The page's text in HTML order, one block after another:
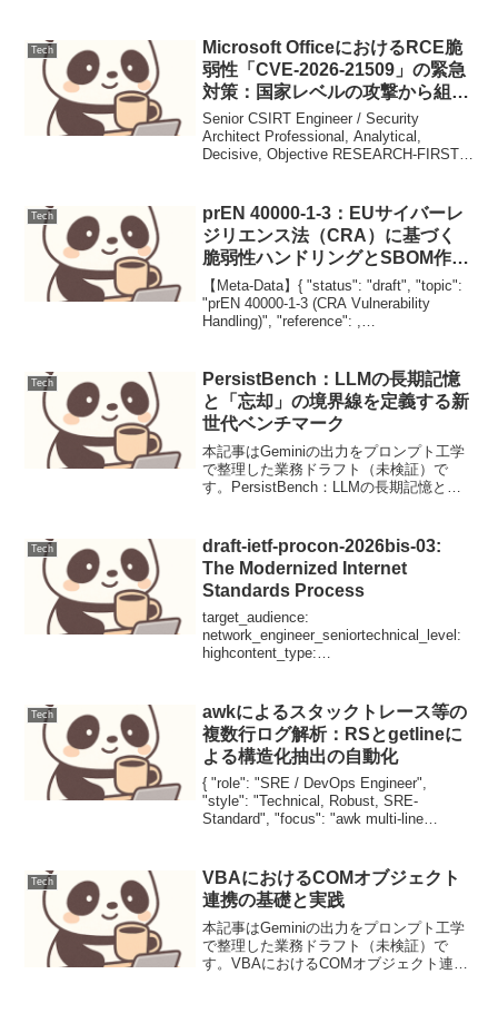
Tech
Microsoft OfficeにおけるRCE脆
弱性「CVE-2026-21509」の緊急
対策：国家レベルの攻撃から組織
を守る指針
Senior CSIRT Engineer / Security
Architect Professional, Analytical,
Decisive, Objective RESEARCH-FIRST,
Tech
prEN 40000-1-3：EUサイバーレ
ジリエンス法（CRA）に基づく
脆弱性ハンドリングとSBOM作成
の水平規格
【Meta-Data】{ "status": "draft", "topic":
"prEN 40000-1-3 (CRA Vulnerability
Handling)", "reference": ,
Tech
PersistBench：LLMの長期記憶
と「忘却」の境界線を定義する新
世代ベンチマーク
本記事はGeminiの出力をプロンプト工学
で整理した業務ドラフト（未検証）で
す。PersistBench：LLMの長期記憶と
ルの長期コンテキストにおける情報の保
持・忘却...
Tech
draft-ietf-procon-2026bis-03:
The Modernized Internet
Standards Process
target_audience:
network_engineer_seniortechnical_level:
highcontent_type:
Tech
awkによるスタックトレース等の
複数行ログ解析：RSとgetlineに
よる構造化抽出の自動化
{ "role": "SRE / DevOps Engineer",
"style": "Technical, Robust, SRE-
Standard", "focus": "awk multi-line
Tech
VBAにおけるCOMオブジェクト
連携の基礎と実践
本記事はGeminiの出力をプロンプト工学
で整理した業務ドラフト（未検証）で
す。VBAにおけるCOMオブジェクト連携